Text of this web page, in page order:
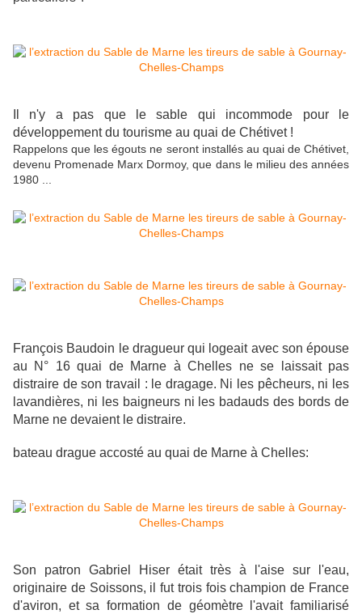
Il n'y a pas que le sable qui incommode pour le
développement du tourisme au quai de Chétivet !
Rappelons que les égouts ne seront installés au quai de Chétivet,
devenu Promenade Marx Dormoy, que dans le milieu des années
1980 ...
François Baudoin le dragueur qui logeait avec son épouse
au N° 16 quai de Marne à Chelles ne se laissait pas
distraire de son travail : le dragage. Ni les pêcheurs, ni les
lavandières, ni les baigneurs ni les badauds des bords de
Marne ne devaient le distraire.
bateau drague accosté au quai de Marne à Chelles:
Son patron Gabriel Hiser était très à l'aise sur l'eau,
originaire de Soissons, il fut trois fois champion de France
d'aviron, et sa formation de géomètre l'avait familiarisé